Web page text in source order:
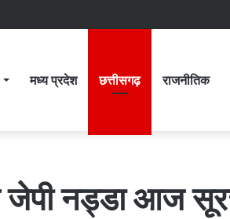
मध्य प्रदेश छत्तीसगढ़ राजनीतिक
जेपी नड्डा आज